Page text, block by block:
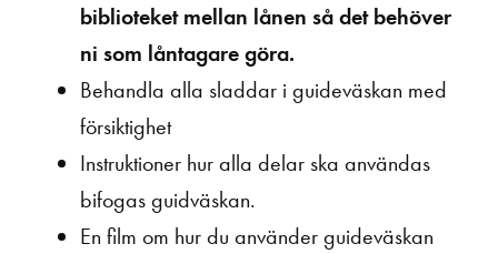
biblioteket mellan lånen så det behöver
ni som låntagare göra.
Behandla alla sladdar i guideväskan med
försiktighet
Instruktioner hur alla delar ska användas
bifogas guidväskan.
En film om hur du använder guideväskan